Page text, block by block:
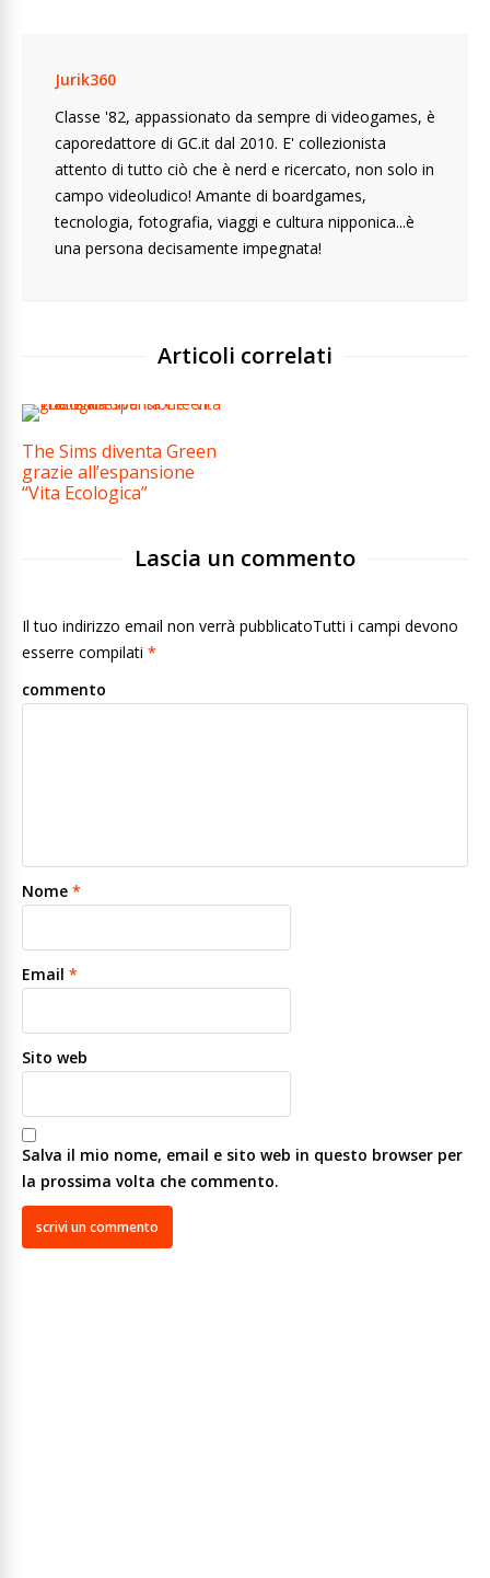
Jurik360
Classe '82, appassionato da sempre di videogames, è
caporedattore di GC.it dal 2010. E' collezionista
attento di tutto ciò che è nerd e ricercato, non solo in
campo videoludico! Amante di boardgames,
tecnologia, fotografia, viaggi e cultura nipponica...è
una persona decisamente impegnata!
Articoli correlati
The Sims diventa Green
grazie all’espansione
“Vita Ecologica”
Lascia un commento
Il tuo indirizzo email non verrà pubblicatoTutti i campi devono
esserre compilati *
commento
Nome *
Email *
Sito web
Salva il mio nome, email e sito web in questo browser per
la prossima volta che commento.